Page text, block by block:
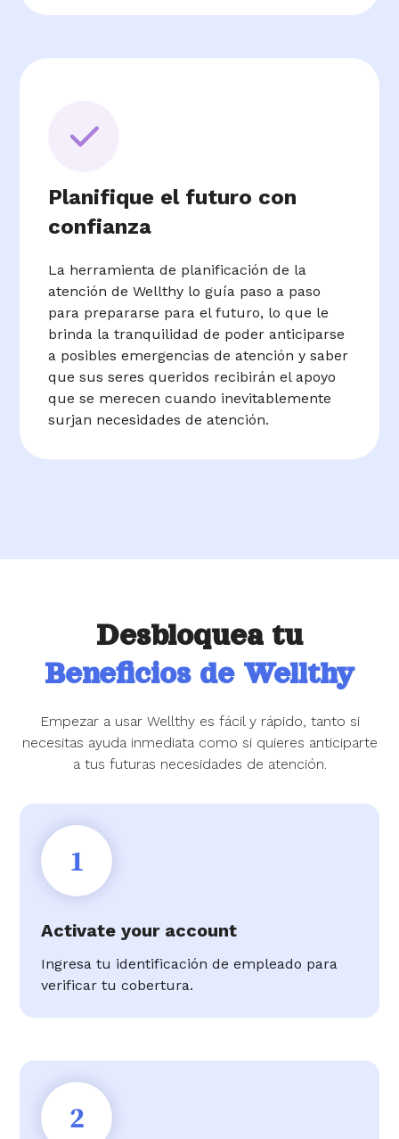
Planifique el futuro con
confianza
La herramienta de planificación de la
atención de Wellthy lo guía paso a paso
para prepararse para el futuro, lo que le
brinda la tranquilidad de poder anticiparse
a posibles emergencias de atención y saber
que sus seres queridos recibirán el apoyo
que se merecen cuando inevitablemente
surjan necesidades de atención.
Desbloquea tu
Beneficios de Wellthy
Empezar a usar Wellthy es fácil y rápido, tanto si
necesitas ayuda inmediata como si quieres anticiparte
a tus futuras necesidades de atención.
1
Activate your account
Ingresa tu identificación de empleado para
verificar tu cobertura.
2